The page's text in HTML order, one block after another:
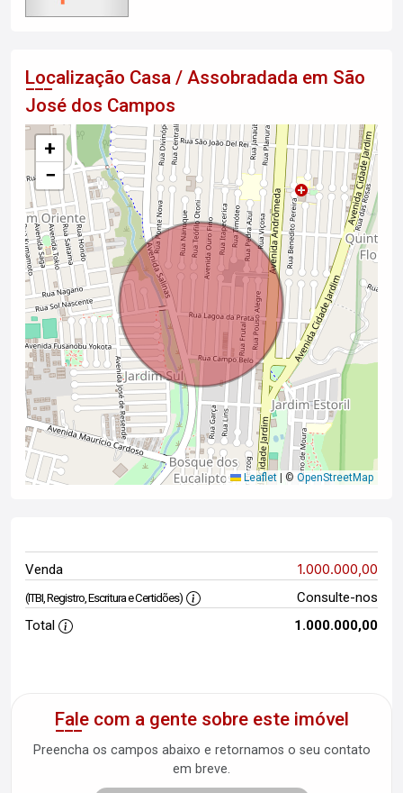
Localização Casa / Assobradada em São
José dos Campos
+
−
Leaflet © OpenStreetMap
Venda 1.000.000,00
(ITBI, Registro, Escritura e Certidões)
Consulte-nos
Total
1.000.000,00
Fale com a gente sobre este imóvel
Preencha os campos abaixo e retornamos o seu contato
em breve.